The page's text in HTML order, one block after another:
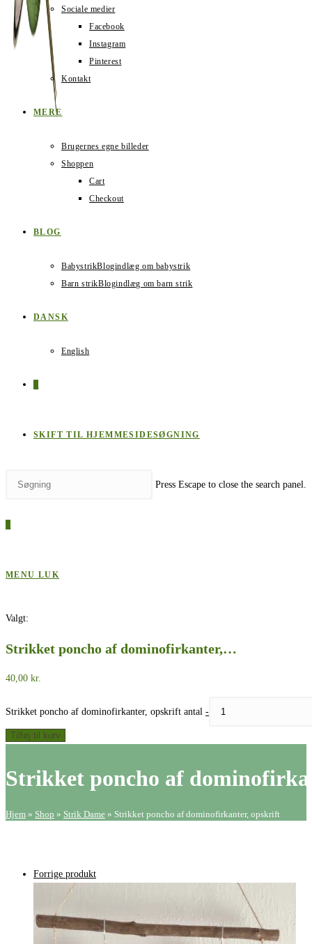
Sociale medier
Facebook
Instagram
Pinterest
Kontakt
MERE
Brugernes egne billeder
Shoppen
Cart
Checkout
BLOG
BabystrikBlogindlæg om babystrik
Barn strikBlogindlæg om barn strik
DANSK
English
SKIFT TIL HJEMMESIDESØGNING
Press Escape to close the search panel.
MENU LUK
Valgt:
Strikket poncho af dominofirkanter,…
40,00 kr.
Strikket poncho af dominofirkanter, opskrift antal -
Tilføj til kurv
Strikket poncho af
Hjem » Shop » Strik Dame » Strikket poncho af dominofirkanter, opskrift
Forrige produkt